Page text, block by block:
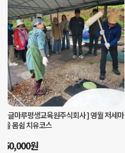
[ 양양서핑학교 ]양양서핑학교 서핑입문강
습
80,000원